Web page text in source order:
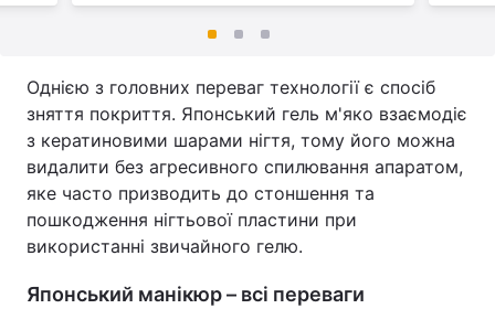
Однією з головних переваг технології є спосіб
зняття покриття. Японський гель м'яко взаємодіє
з кератиновими шарами нігтя, тому його можна
видалити без агресивного спилювання апаратом,
яке часто призводить до стоншення та
пошкодження нігтьової пластини при
використанні звичайного гелю.
Японський манікюр – всі переваги